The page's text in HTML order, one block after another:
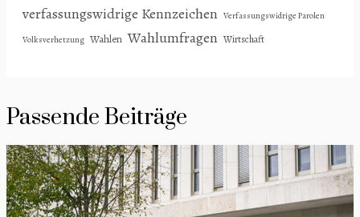
verfassungswidrige Kennzeichen Verfassungswidrige Parolen
Volksverhetzung Wahlen Wahlumfragen Wirtschaft
Passende Beiträge